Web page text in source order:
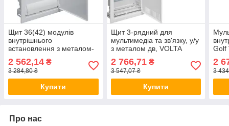
Щит 36(42) модулів
внутрішнього
встановлення з металом-
двом HAGER VOLTA
VU36UA, бокс Хагер,
шафа розподільна
2 562,14 ₴
3 284,80 ₴
Купити
Щит 3-рядний для
мультимедіа та зв'язку, у/у
з металом дв, VOLTA
VU36NWB, бокс Хагер,
шафа розподільна
2 766,71₴
3 547,07 ₴
Купити
Golf
2
3
Про нас